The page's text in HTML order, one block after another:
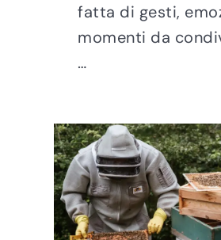
fatta di gesti,
momenti da
…